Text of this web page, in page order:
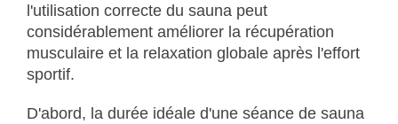
l'utilisation correcte du sauna peut
considérablement améliorer la récupération
musculaire et la relaxation globale après l'effort
sportif.
D'abord, la durée idéale d'une séance de sauna